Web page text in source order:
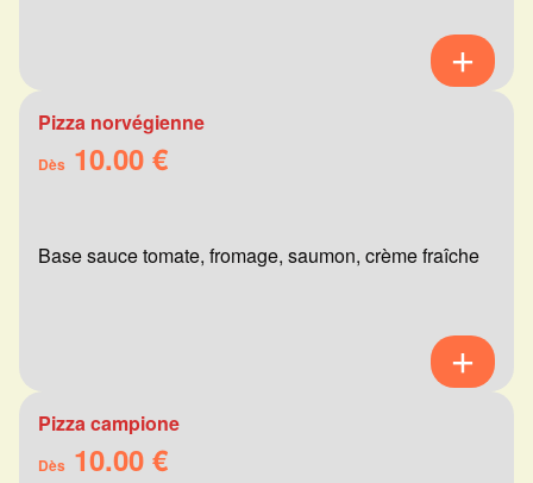
Pizza norvégienne
Dès 10.00 €
Base sauce tomate, fromage, saumon, crème fraîche
Pizza campione
Dès 10.00 €